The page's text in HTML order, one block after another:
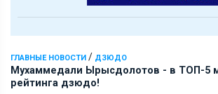
ГЛАВНЫЕ НОВОСТИ / ДЗЮДО
Мухаммедали Ырысдолотов - в ТОП-5
рейтинга дзюдо!